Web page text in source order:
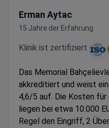
Erman Aytac
15 Jahre der Erfahrung
Klinik ist zertifiziert
Das Memorial
akkreditiert und weist
4,6/5 auf. Die Kosten
liegen bei etwa 10.000
Regel den Eingriff, 2